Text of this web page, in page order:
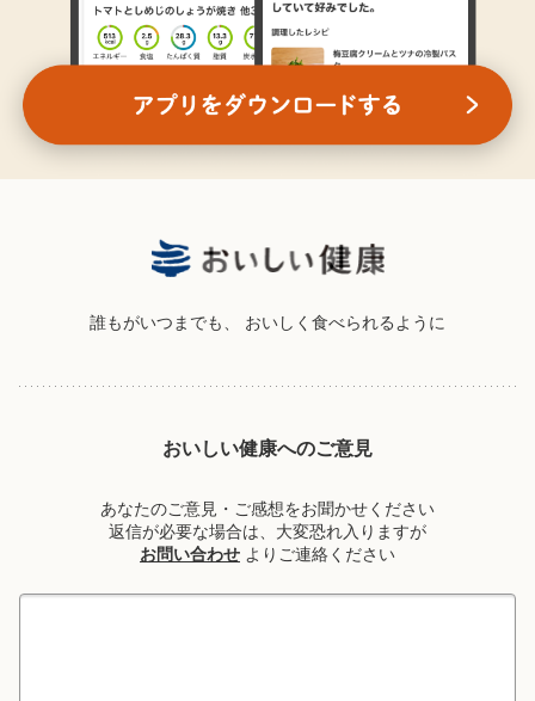
誰もがいつまでも、 おいしく食べられるように
おいしい健康へのご意見
あなたのご意見・ご感想をお聞かせください
返信が必要な場合は、大変恐れ入りますが
お問い合わせ よりご連絡ください